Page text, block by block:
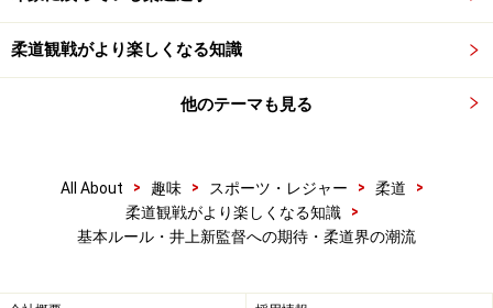
新ルールが相次ぐ中、進化した柔道へ
表し、ロンドン五輪では一本の少なさ、分かりにくい判
定の多さ、柔道というよりレスリングに近いような技が
柔道観戦がより楽しくなる知識
他のテーマも見る
All About > 趣味 > スポーツ・レジャー > 柔道
>
柔道観戦がより楽しくなる知識
>
基本ルール・井上新監督への期待・柔道界の潮流